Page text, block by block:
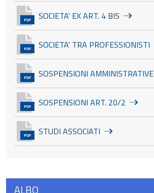
PDF SOCIETA' EX ART. 4 BIS
PDF SOCIETA' TRA PROFESSIONISTI
PDF SOSPENSIONI AMMINISTRATIVE
PDF SOSPENSIONI ART. 20/2
PDF STUDI ASSOCIATI
ALBO